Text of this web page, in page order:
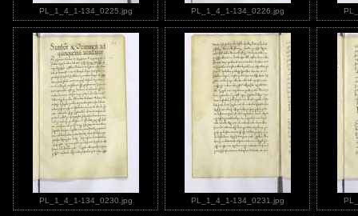
PL_1_4_1-134_0225.jpg PL_1_4_1-134_0226.jpg
PL_1_4_1-134_0230.jpg PL_1_4_1-134_0231.jpg